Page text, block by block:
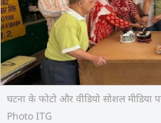
घटना के फोटो और वीडियो सोशल मीडिया
Photo ITG